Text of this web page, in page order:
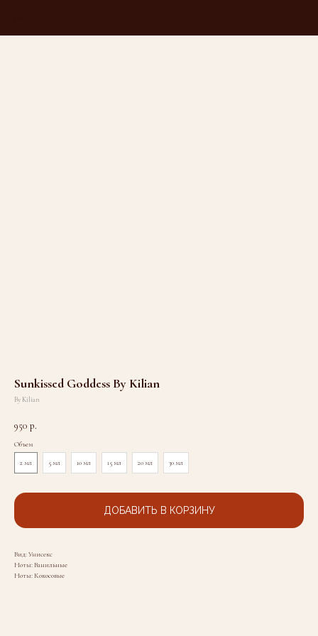
Sunkissed Goddess By Kilian
By Kilian
950 р.
Объем
2 мл 5 мл 10 мл 15 мл 20 мл 30 мл
ДОБАВИТЬ В КОРЗИНУ
Вид: Унисекс
Ноты: Ванильные
Ноты: Кокосовые